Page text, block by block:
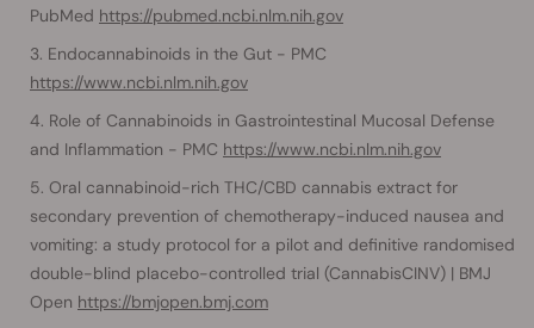
PubMed https://pubmed.ncbi.nlm.nih.gov
Endocannabinoids in the Gut - PMC
https://www.ncbi.nlm.nih.gov
Role of Cannabinoids in Gastrointestinal Mucosal Defense
and Inflammation - PMC https://www.ncbi.nlm.nih.gov
Oral cannabinoid-rich THC/CBD cannabis extract for
secondary prevention of chemotherapy-induced nausea and
vomiting: a study protocol for a pilot and definitive randomised
double-blind placebo-controlled trial (CannabisCINV) | BMJ
Open https://bmjopen.bmj.com